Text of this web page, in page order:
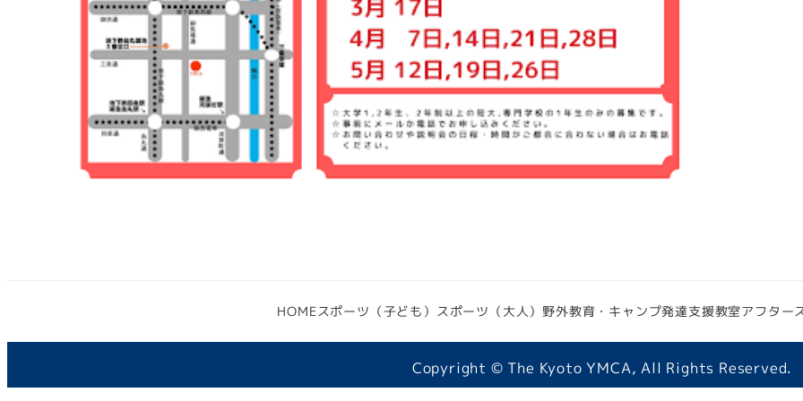
HOMEスポーツ（子ども） スポーツ（大人） 野外教育・キャンプ発達支援教室アフター
Copyright © The Kyoto YMCA, All Rights Reserved.